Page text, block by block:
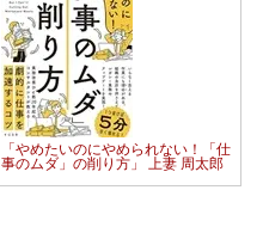
「やめたいのにやめられない！「仕
事のムダ」の削り方」 上妻 周太郎